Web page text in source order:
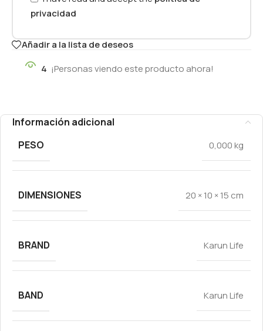
privacidad
Añadir a la lista de deseos
4 ¡Personas viendo este producto ahora!
Información adicional
PESO
0,000 kg
DIMENSIONES 20 × 10 × 15 cm
BRAND Karun Life
BAND Karun Life